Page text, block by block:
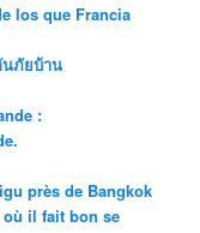
los que Francia
นภัยบ้าน
:
près de Bangkok
où il fait bon se